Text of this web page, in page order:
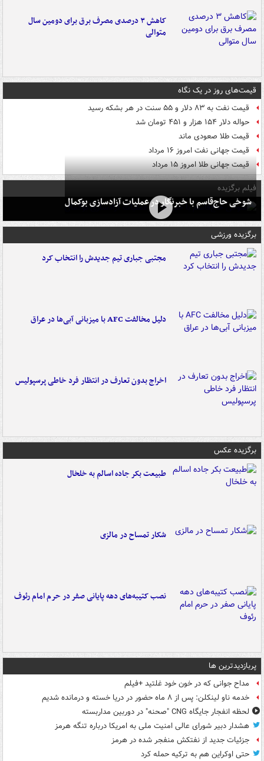
کاهش ۳ درصدی مصرف برق برای دومین سال
متوالی
قیمت‌های روز در یک نگاه
قیمت نفت به ۸۳ دلار و ۵۵ سنت در هر بشکه رسید
حواله دلار ۱۵۴ هزار و ۴۵۱ تومان شد
قیمت طلا صعودی ماند
قیمت جهانی نفت امروز ۱۶ مرداد
قیمت جهانی طلا امروز ۱۵ مرداد
فیلم برگزیده
شوخی حاج‌قاسم با خبرنگار در عملیات آزادسازی بوکمال
برگزیده ورزشی
مجتبی جباری تیم جدیدش را انتخاب کرد
دلیل مخالفت AFC با میزبانی آبی‌ها در عراق
اخراج بدون تعارف در انتظار فرد خاطی پرسپولیس
برگزیده عکس
طبیعت بکر جاده اسالم به خلخال
شکار تمساح در مالزی
نصب کتیبه‌های دهه پایانی صفر در حرم امام رئوف
پربازدیدترین ها
مداح جوانی که در خون خود غلتید +فیلم
خدمه ناو لینکلن: پس از ۸ ماه حضور در دریا خسته و درمانده‌ شدیم
لحظه انفجار جایگاه CNG "صحنه" در دوربین مداربسته
هشدار دبیر شورای عالی امنیت ملی به امریکا درباره تنگه هرمز
جزئیات جدید از نفتکش منفجر شده در هرمز
حتی اوکراین هم به ترکیه حمله کرد